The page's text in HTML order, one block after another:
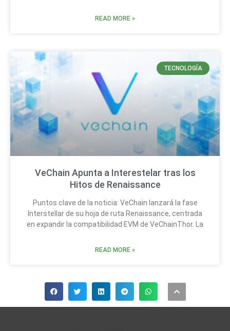
READ MORE »
TECNOLOGÍA
VeChain Apunta a Interestelar tras los
Hitos de Renaissance
Puntos clave de la noticia: VeChain lanzará la fase
Interstellar de su hoja de ruta Renaissance, centrada
en expandir la compatibilidad EVM de VeChainThor. La
READ MORE »